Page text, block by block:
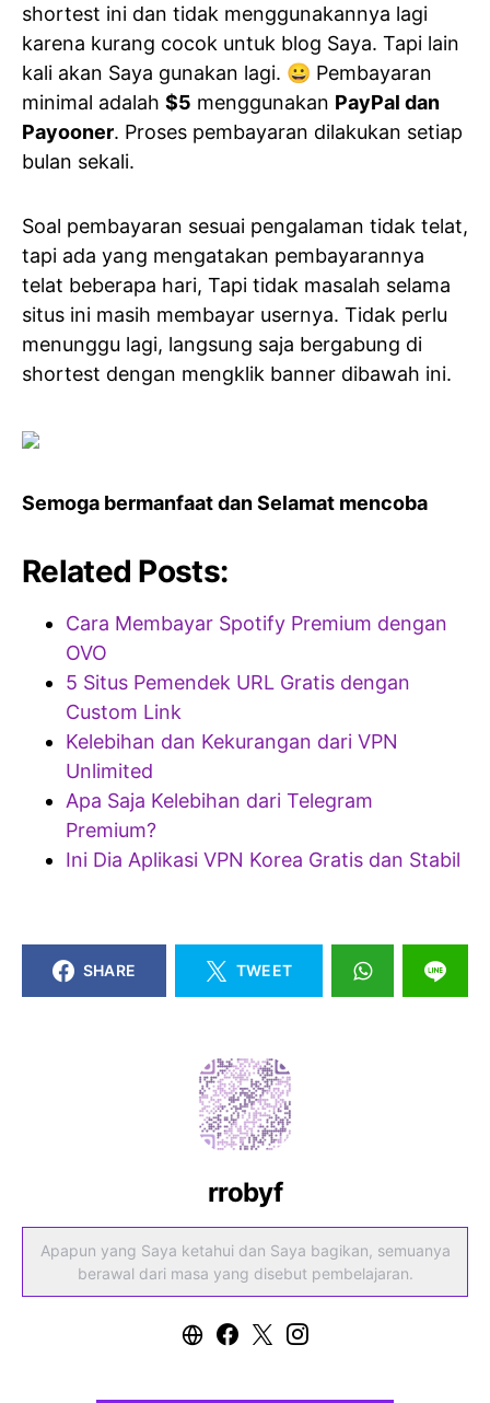
shortest ini dan tidak menggunakannya lagi
karena kurang cocok untuk blog Saya. Tapi lain
kali akan Saya gunakan lagi. 😀 Pembayaran
minimal adalah $5 menggunakan PayPal dan
Payooner. Proses pembayaran dilakukan setiap
bulan sekali.
Soal pembayaran sesuai pengalaman tidak telat,
tapi ada yang mengatakan pembayarannya
telat beberapa hari, Tapi tidak masalah selama
situs ini masih membayar usernya. Tidak perlu
menunggu lagi, langsung saja bergabung di
shortest dengan mengklik banner dibawah ini.
Semoga bermanfaat dan Selamat mencoba
Related Posts:
Cara Membayar Spotify Premium dengan
OVO
5 Situs Pemendek URL Gratis dengan
Custom Link
Kelebihan dan Kekurangan dari VPN
Unlimited
Apa Saja Kelebihan dari Telegram
Premium?
Ini Dia Aplikasi VPN Korea Gratis dan Stabil
SHARE TWEET
rrobyf
Apapun yang Saya ketahui dan Saya bagikan, semuanya
berawal dari masa yang disebut pembelajaran.